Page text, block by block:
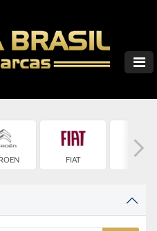
FIAT